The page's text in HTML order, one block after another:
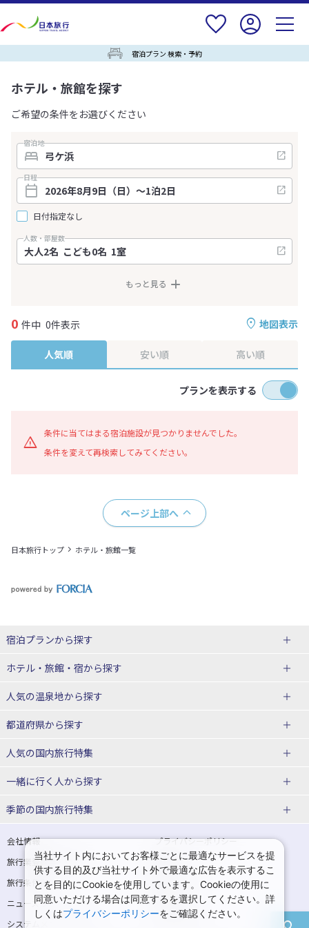
宿泊プラン 検索・予約
ホテル・旅館を探す
ご希望の条件をお選びください
宿泊地
日程
日付指定なし
人数・部屋数
もっと見る
地図表示
0 件中 0件表示
人気順 安い順 高い順
プランを表示する
条件に当てはまる宿泊施設が見つかりませんでした。
条件を変えて再検索してみてください。
ページ上部へ
日本旅行トップ ホテル・旅館一覧
宿泊プランから探す
北海道
東北
青森県
宮城県
山形県
関東
埼玉県 千葉県
茨城県 栃木県
ホテル・旅館・宿から探す
北海道ホテル・旅館
青森県ホテル・旅館
宮城県ホテル・旅館
山形県ホテル・旅館
東京都ホテル・旅館 神奈川県ホテル・旅館
埼玉県ホテル・旅館 千葉県ホテル・旅館
茨城県ホテル・旅館 栃木県ホテル・旅館
人気の温泉地から探す
北海道
湯の川温泉(北海道)
十勝川温泉(北海道)
洞爺湖温泉(北海道)
層雲峡温泉(北海道)
東北
花巻温泉(岩手) 蔵王温泉(山形)
かみのやま温泉(山形) 鳴子温泉(宮城)
都道府県から探す
北海道旅行・ツアー
東北
青森旅行・ツアー 岩手旅行・ツアー
宮城旅行・ツアー 秋田旅行・ツアー
山形旅行・ツアー 福島旅行・ツアー
人気の国内旅行特集
東京ディズニーリゾート®への旅
ユニバーサル・スタジオ・ジャパ
一緒に行く人から探す
一人旅 国内版
カップル・夫婦旅行 国内版 女子旅 国内版
卒業旅行・学生旅行 国内版
季節の国内旅行特集
桜・お花見特集
ゴールデンウィーク（GW）の国内
旅行
夏休み・お盆の国内旅行 7月の国内旅行
8月の国内旅行 9月の国内旅行
会社情報
プライバシーポリシー
旅行業登録票・約款
規約集
旅行条件書
商標について
ニュースリリース
採用情報
システムメンテナンスの
当社サイト内においてお客様ごとに最適なサービスを提
供する目的及び当社サイト外で最適な広告を表示するこ
とを目的にCookieを使用しています。Cookieの使用に
同意いただける場合は同意するを選択してください。詳
しくはプライバシーポリシーをご確認ください。